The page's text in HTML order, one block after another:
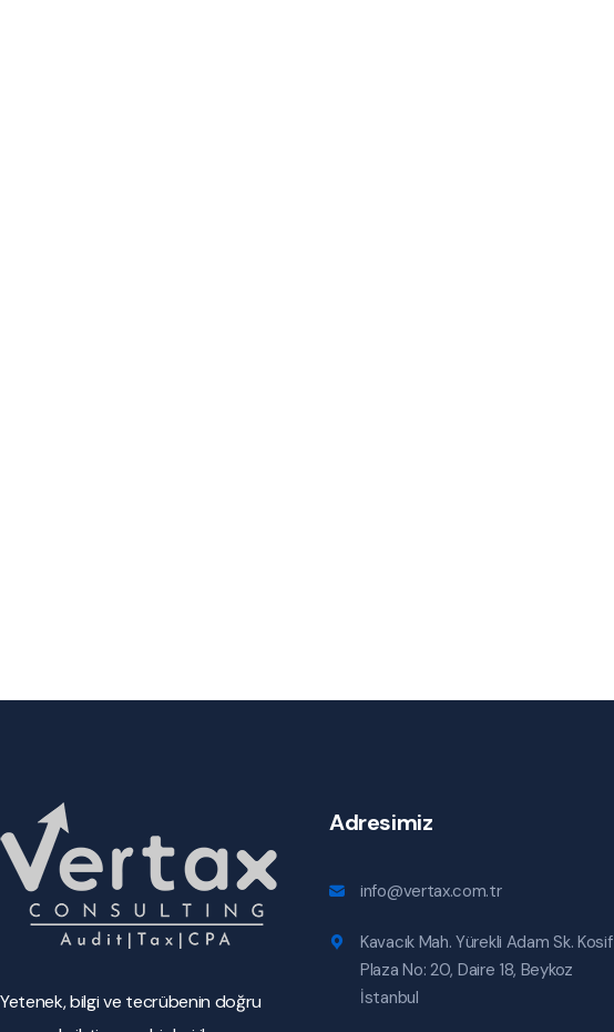
Yetenek, bilgi ve tecrübenin doğru
Adresimiz
info@vertax.com.tr
Kavacık Mah. Yürekli Adam Sk. Kosif
Plaza No: 20, Daire 18, Beykoz
İstanbul